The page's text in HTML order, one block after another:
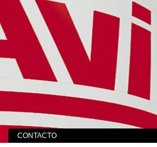
CONTACTO